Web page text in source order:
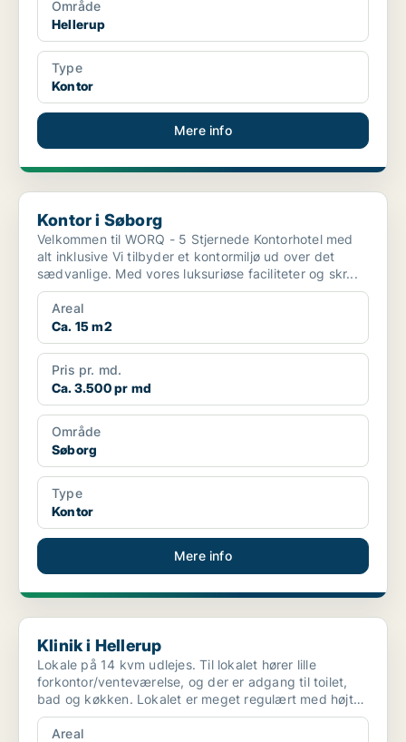
Område
Hellerup
Type
Kontor
Mere info
Kontor i Søborg
Kontor i Søborg
Velkommen til WORQ - 5 Stjernede Kontorhotel med
alt inklusive Vi tilbyder et kontormiljø ud over det
sædvanlige. Med vores luksuriøse faciliteter og skr...
Areal
Ca. 15 m2
Pris pr. md.
Ca. 3.500 pr md
Område
Søborg
Type
Kontor
Mere info
Klinik i Hellerup
Klinik i Hellerup
Lokale på 14 kvm udlejes. Til lokalet hører lille
forkontor/venteværelse, og der er adgang til toilet,
bad og køkken. Lokalet er meget regulært med højt
til...
Areal